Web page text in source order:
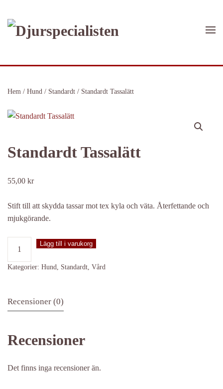
Skip to main content
Hem / Hund / Standardt / Standardt Tassalätt
Standardt Tassalätt
55,00 kr
Stift till att skydda tassar mot tex kyla och väta. Återfettande och
mjukgörande.
mängd
Lägg till i varukorg
Kategorier: Hund, Standardt, Vård
Recensioner (0)
Recensioner
Det finns inga recensioner än.